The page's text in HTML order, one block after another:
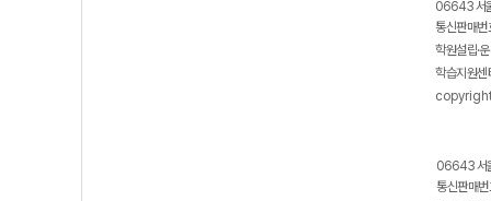
06643 서
통신판매
학원설립·
학습지원
06643 서
통신판매